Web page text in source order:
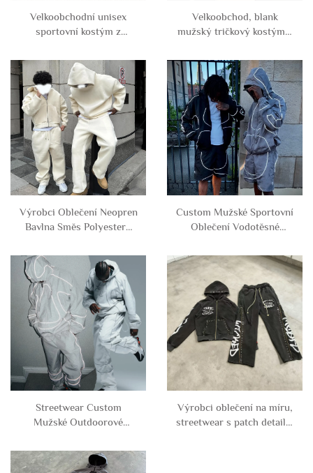
Velkoobchodní unisex
sportovní kostým z
mikina bez zipu, holý
bavlněný svetr, volné
přehnané mikiny a tepláky,
souprava mikin a tepláků
pro muže
Velkoobchod, blank
mužský tričkový kostým z
mikina s kapucí a zipem,
široké tepláky, souprava
sportovního oblečení pro
muže
Výrobci Oblečení Neopren
Bavlna Směs Polyesteru
Teplákové Kalhoty
Souprava Tepláková
Souprava Tričková
Souprava Pro Muže
Custom Mužské Sportovní
Oblečení Vodotěsné
Polyester Nylon Větrovka
Tričková Souprava S
Nadsvícením a Krátké
Kalhoty Tričková Souprava
Streetwear Custom
Mužské Outdoorové
Polyester Nylon Odrazová
Větrovka Tričková
Výrobci oblečení na míru,
streetwear s patch detaily,